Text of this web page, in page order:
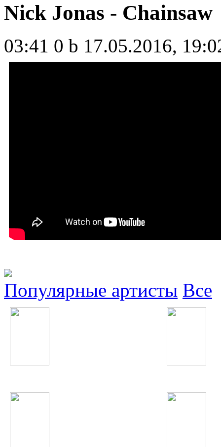
Nick Jonas - Chainsaw
03:41 0 b 17.05.2016,
Популярные артисты Все